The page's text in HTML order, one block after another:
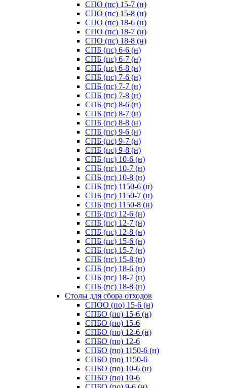
СПО (пс) 15-7 (н)
СПО (пс) 15-8 (н)
СПО (пс) 18-6 (н)
СПО (пс) 18-7 (н)
СПО (пс) 18-8 (н)
СПБ (пс) 6-6 (н)
СПБ (пс) 6-7 (н)
СПБ (пс) 6-8 (н)
СПБ (пс) 7-6 (н)
СПБ (пс) 7-7 (н)
СПБ (пс) 7-8 (н)
СПБ (пс) 8-6 (н)
СПБ (пс) 8-7 (н)
СПБ (пс) 8-8 (н)
СПБ (пс) 9-6 (н)
СПБ (пс) 9-7 (н)
СПБ (пс) 9-8 (н)
СПБ (пс) 10-6 (н)
СПБ (пс) 10-7 (н)
СПБ (пс) 10-8 (н)
СПБ (пс) 1150-6 (н)
СПБ (пс) 1150-7 (н)
СПБ (пс) 1150-8 (н)
СПБ (пс) 12-6 (н)
СПБ (пс) 12-7 (н)
СПБ (пс) 12-8 (н)
СПБ (пс) 15-6 (н)
СПБ (пс) 15-7 (н)
СПБ (пс) 15-8 (н)
СПБ (пс) 18-6 (н)
СПБ (пс) 18-7 (н)
СПБ (пс) 18-8 (н)
Cтолы для сбора отходов
СПОО (по) 15-6 (н)
СПБО (по) 15-6 (н)
СПБО (по) 15-6
СПБО (по) 12-6 (н)
СПБО (по) 12-6
СПБО (по) 1150-6 (н)
СПБО (по) 1150-6
СПБО (по) 10-6 (н)
СПБО (по) 10-6